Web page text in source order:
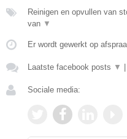
Reinigen en opvullen van
van ▼
Er wordt gewerkt op
Laatste facebook posts ▼ |
Sociale media: